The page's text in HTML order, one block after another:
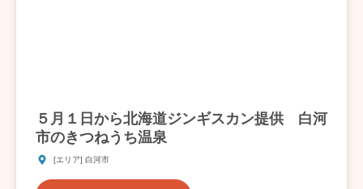
５月１日から北海道ジンギスカン提供 白河
市のきつねうち温泉
[エリア] 白河市